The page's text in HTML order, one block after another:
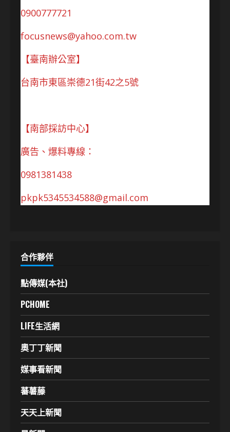
0900777721
focusnews@yahoo.com.tw
【臺南辦公室】
台南市東區崇德21街42之5號
【南部採訪中心】
廣告、爆料專線：
0981381438
pkpk5345534588@gmail.com
合作夥伴
點傳媒(本社)
PCHOME
LIFE生活網
奧丁丁新聞
媒事看新聞
蕃薯藤
天天上新聞